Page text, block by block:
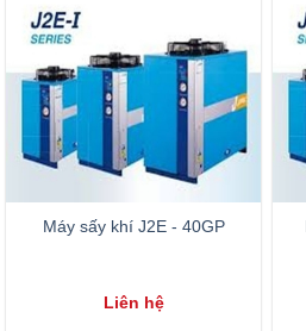
Máy sấy khí J2E - 40GP
Liên hệ